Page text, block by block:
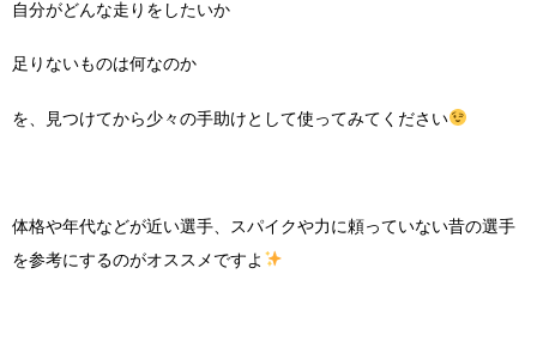
自分がどんな走りをしたいか
足りないものは何なのか
を、見つけてから少々の手助けとして使ってみてください
体格や年代などが近い選手、スパイクや力に頼っていない昔の選手
を参考にするのがオススメですよ